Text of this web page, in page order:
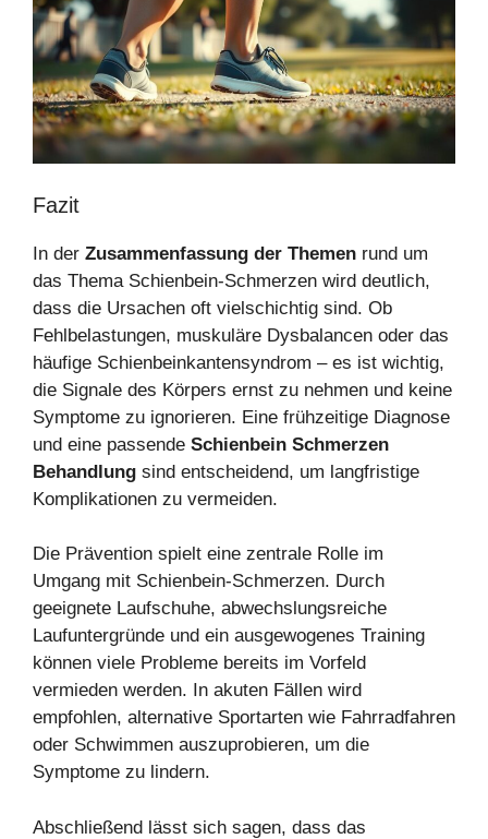
Fazit
In der Zusammenfassung der Themen rund um
das Thema Schienbein-Schmerzen wird deutlich,
dass die Ursachen oft vielschichtig sind. Ob
Fehlbelastungen, muskuläre Dysbalancen oder das
häufige Schienbeinkantensyndrom – es ist wichtig,
die Signale des Körpers ernst zu nehmen und keine
Symptome zu ignorieren. Eine frühzeitige Diagnose
und eine passende Schienbein Schmerzen
Behandlung sind entscheidend, um langfristige
Komplikationen zu vermeiden.
Die Prävention spielt eine zentrale Rolle im
Umgang mit Schienbein-Schmerzen. Durch
geeignete Laufschuhe, abwechslungsreiche
Laufuntergründe und ein ausgewogenes Training
können viele Probleme bereits im Vorfeld
vermieden werden. In akuten Fällen wird
empfohlen, alternative Sportarten wie Fahrradfahren
oder Schwimmen auszuprobieren, um die
Symptome zu lindern.
Abschließend lässt sich sagen, dass das